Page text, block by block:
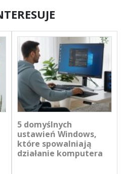
5 domyślnych
ustawień Windows,
które spowalniają
działanie komputera